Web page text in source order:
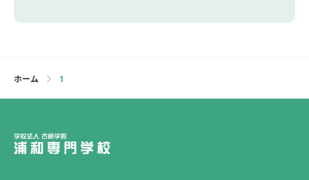
ホーム 1